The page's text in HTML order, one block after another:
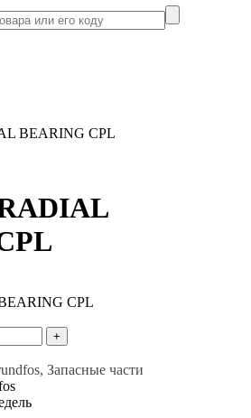
BEARING CPL
+
Запасные части